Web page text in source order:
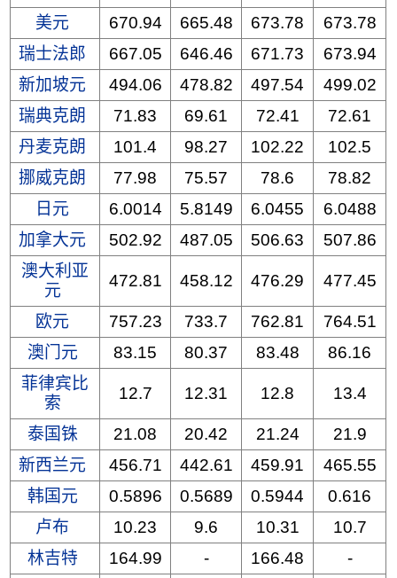
美元
670.94 665.48 673.78
673.78
瑞士法郎
667.05 646.46 671.73
673.94
新加坡元
494.06 478.82 497.54
499.02
瑞典克朗
71.83 69.61 72.41
72.61
丹麦克朗
101.4 98.27 102.22
102.5
挪威克朗
77.98 75.57 78.6
78.82
日元
6.0014 5.8149 6.0455
6.0488
加拿大元
502.92 487.05 506.63
507.86
澳大利亚
元
472.81 458.12 476.29 477.45
欧元 757.23 733.7 762.81
764.51
澳门元
83.15 80.37 83.48
86.16
菲律宾比
索
12.7 12.31 12.8 13.4
泰国铢 21.08 20.42 21.24
21.9
新西兰元
456.71 442.61 459.91
465.55
韩国元
0.5896 0.5689 0.5944
0.616
卢布
10.23 9.6 10.31
10.7
林吉特
164.99 - 166.48
-